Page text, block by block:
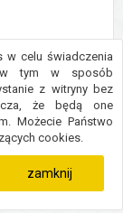
w celu świadczenia
w tym w sposób
z witryny bez
że będą one
Możecie Państwo
cookies.
zamknij